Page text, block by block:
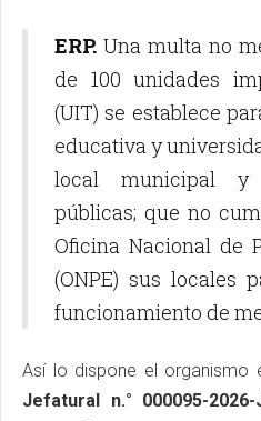
ERP. Una multa no
de 100 unidades
(UIT) se establece
educativa y
local municipal y
públicas; que no
Oficina Nacional de
(ONPE) sus locales
funcionamiento de
Así lo dispone el organismo
Jefatural n.° 000095-2026-